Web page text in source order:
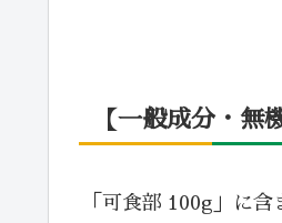
【一般成分・無
「可食部 100g」に